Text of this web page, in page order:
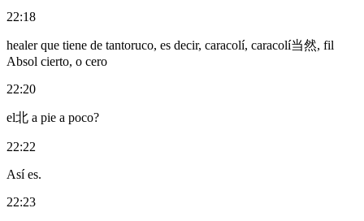
22:18
healer que tiene de tantoruco, es decir, caracolí, caracolí当然, fil
Absol cierto, o cero
22:20
el北 a pie a poco?
22:22
Así es.
22:23